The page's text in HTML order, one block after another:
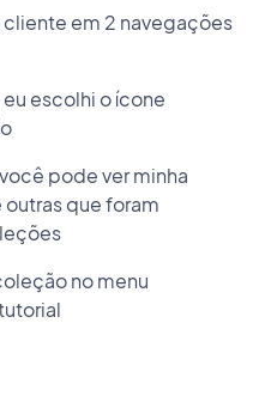
em 2 navegações
escolhi o ícone
pode ver minha
que foram
no menu